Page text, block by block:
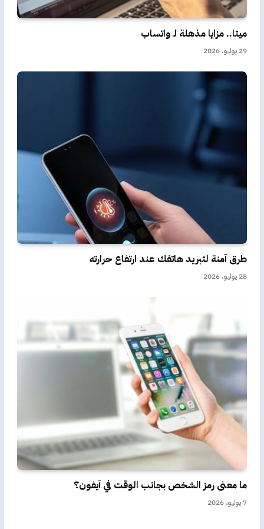
ميتا.. مزايا مذهلة لـ واتساب
29 يوليو، 2026
طرق آمنة لتبريد هاتفك عند ارتفاع حرارته
28 يوليو، 2026
ما معنى رمز الشخص بجانب الوقت في آيفون؟
7 يوليو، 2026